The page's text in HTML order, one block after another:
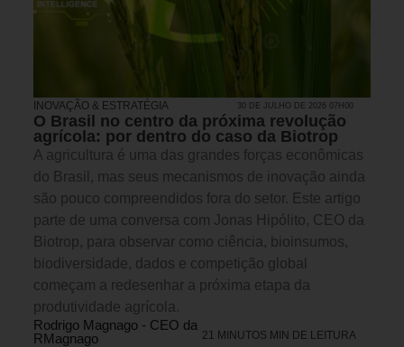
INOVAÇÃO & ESTRATÉGIA 30 DE JULHO DE 2026 07H00
O Brasil no centro da próxima revolução
agrícola: por dentro do caso da Biotrop
A agricultura é uma das grandes forças econômicas
do Brasil, mas seus mecanismos de inovação ainda
são pouco compreendidos fora do setor. Este artigo
parte de uma conversa com Jonas Hipólito, CEO da
Biotrop, para observar como ciência, bioinsumos,
biodiversidade, dados e competição global
começam a redesenhar a próxima etapa da
produtividade agrícola.
Rodrigo Magnago - CEO da
RMagnago
21 MINUTOS MIN DE LEITURA